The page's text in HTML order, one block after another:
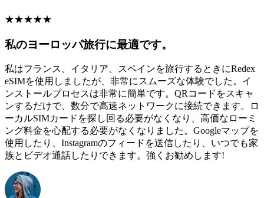
★★★★★
私のヨーロッパ旅行に最適です。
私はフランス、イタリア、スペインを旅行するときにRedex
eSIMを使用しましたが、非常にスムーズな体験でした。イ
ンストールプロセスは非常に簡単です。QRコードをスキャ
ンするだけで、数分で高速ネットワークに接続できます。ロ
ーカルSIMカードを探し回る必要がなくなり、高価なローミ
ング料金を心配する必要がなくなりました。Googleマップを
使用したり、Instagramのフィードを送信したり、いつでも家
族とビデオ通話したりできます。強くお勧めします!